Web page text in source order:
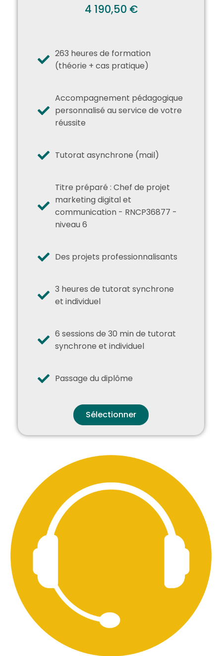
4 190,50 €
263 heures de formation
(théorie + cas pratique)
Accompagnement pédagogique
personnalisé au service de votre
réussite
Tutorat asynchrone (mail)
Titre préparé :Chef de projet
marketing digital et
communication - RNCP36877 -
niveau 6
Des projets professionnalisants
3 heures de tutorat synchrone
et individuel
6 sessions de 30 min de tutorat
synchrone et individuel
Passage du diplôme
Sélectionner